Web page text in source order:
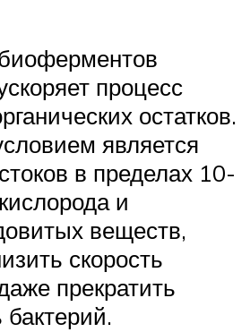
процесс
остатков.
является
в пределах 10-
и
веществ,
скорость
прекратить
бактерий.